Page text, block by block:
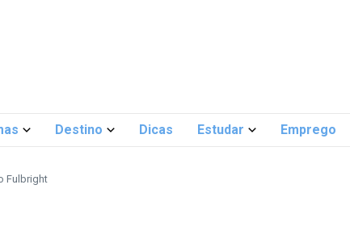
Destino Dicas Estudar Emprego
Fulbright